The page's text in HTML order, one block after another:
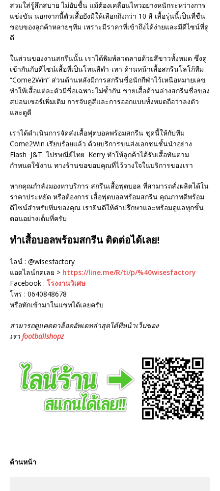
สวมใส่รู้สึกสบาย ไม่อับชื้น แม้ต้องเคลื่อนไหวอย่างหนักระหว่างการ
แข่งขัน นอกจากนี้ตัวเสื้อยังมีให้เลือกถึงกว่า 10 สี เสื้อรุ่นนี้เป็นที่ชื่น
ชอบของลูกค้าหลายๆทีม เพราะมีราคาที่เข้าถึงได้ง่ายและมีดีไซน์ที่ดู
ดี
ในส่วนของงานสกรีนนั้น เราได้พิมพ์ลวดลายด้วยสีขาวทั้งหมด ซึ่งดู
เข้ากันกับดีไซน์เสื้อที่เป็นโทนสีดำ-เทา ด้านหน้าเสื้อสกรีนโลโก้ทีม
“Come2Win” ส่วนด้านหลังมีการสกรีนชื่อนักกีฬาไว้เหนือหมายเลข
ทำให้เสื้อแต่ละตัวมีชื่อเฉพาะไม่ซ้ำกัน ชายเสื้อด้านล่างสกรีนชื่อของ
สปอนเซอร์เพิ่มเติม การจับคู่สีและการออกแบบทั้งหมดถือว่าลงตัว
และดูดี
เราได้ดำเนินการจัดส่งเสื้อฟุตบอลพร้อมสกรีน ชุดนี้ให้กับทีม
Come2Win เรียบร้อยแล้ว ด้วยบริการขนส่งเอกชนชั้นนำอย่าง
Flash J&T ไปรษณีย์ไทย Kerry ทำให้ลูกค้าได้รับเสื้อทันตาม
กำหนดใช้งาน ทางร้านขอขอบคุณที่ไว้วางใจในบริการของเรา
หากคุณกำลังมองหาบริการ สกรีนเสื้อฟุตบอล ที่สามารถสั่งผลิตได้ใน
ราคาประหยัด หรือต้องการ เสื้อฟุตบอลพร้อมสกรีน คุณภาพดีพร้อม
ดีไซน์สำหรับทีมของคุณ เรายินดีให้คำปรึกษาและพร้อมดูแลทุกขั้น
ตอนอย่างเต็มที่ครับ
ทำเสื้อบอลพร้อมสกรีน ติดต่อได้เลย!
ไลน์ : @wisesfactory
แอดไลน์กดเลย > https://line.me/R/ti/p/%40wisesfactory
Facebook : โรงงานวิเศษ
โทร : 0640848678
หรือทักเข้ามาในแชทได้เลยครับ
สามารถดูแคตตาล็อคอัพเดทล่าสุดได้ที่หน้าเว็บของ
เรา footballshopz
ด้านหน้า